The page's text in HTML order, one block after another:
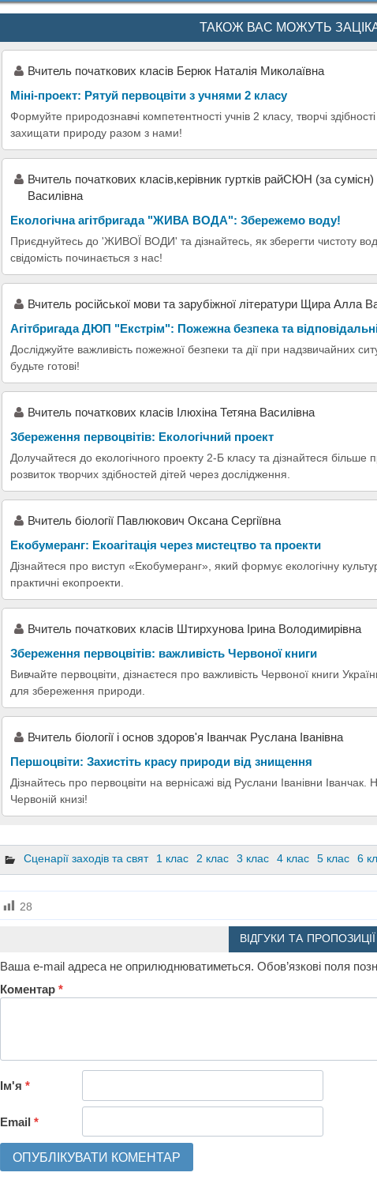
ТАКОЖ ВАС МОЖУТЬ
Вчитель початкових класів Берюк Наталія Миколаївна
Міні-проект: Рятуй первоцвіти з учнями 2 класу
Формуйте природознавчі компетентності учнів 2 класу, творчі
захищати природу разом з нами!
Вчитель початкових класів,керівник гуртків райСЮН (за
Василівна
Екологічна агітбригада "ЖИВА ВОДА": Збережемо воду!
Приєднуйтесь до 'ЖИВОЇ ВОДИ' та дізнайтесь, як зберегти чистоту
свідомість починається з нас!
Вчитель російської мови та зарубіжної літератури Щира Алла
Агітбригада ДЮП "Екстрім": Пожежна безпека та
Досліджуйте важливість пожежної безпеки та дії при надзвичайних
будьте готові!
Вчитель початкових класів Ілюхіна Тетяна Василівна
Збереження первоцвітів: Екологічний проект
Долучайтеся до екологічного проекту 2-Б класу та дізнайтеся більше
розвиток творчих здібностей дітей через дослідження.
Вчитель біології Павлюкович Оксана Сергіївна
Екобумеранг: Екоагітація через мистецтво та проекти
Дізнайтеся про виступ «Екобумеранг», який формує екологічну
практичні екопроекти.
Вчитель початкових класів Штирхунова Ірина Володимирівна
Збереження первоцвітів: важливість Червоної книги
Вивчайте первоцвіти, дізнаєтеся про важливість Червоної книги
для збереження природи.
Вчитель біології і основ здоров'я Іванчак Руслана Іванівна
Першоцвіти: Захистіть красу природи від знищення
Дізнайтесь про первоцвіти на вернісажі від Руслани Іванівни Іванчак.
Червоній книзі!
Сценарії заходів та свят 1 клас 2 клас 3 клас 4 клас 5 клас 6
28
ВІДГУКИ ТА ПРОПОЗИЦІЇ
Ваша e-mail адреса не оприлюднюватиметься. Обов’язкові поля
Коментар *
Ім'я *
Email *